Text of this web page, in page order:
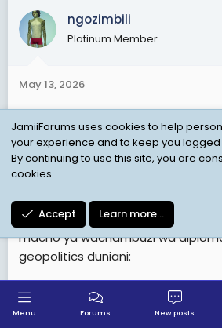
ngozimbili
Platinum Member
May 13, 2026
TRUMP KUPOKELEWA NA MAAFISA
BADALA YA XI JINPING: DHARAU YA
UJUMBE WA KIJASUSI KATIKA VITA
Wakati Donald Trump alipowasili
mazungumzo nyeti na Xi Jinping,
macho ya wachambuzi wa
geopolitics duniani:
Trump hakupokelewa na Xi Jinping
JamiiForums uses cookies to help
your experience and to keep you logged
By continuing to use this site, you are
cookies.
Accept Learn more…
Menu Forums New posts